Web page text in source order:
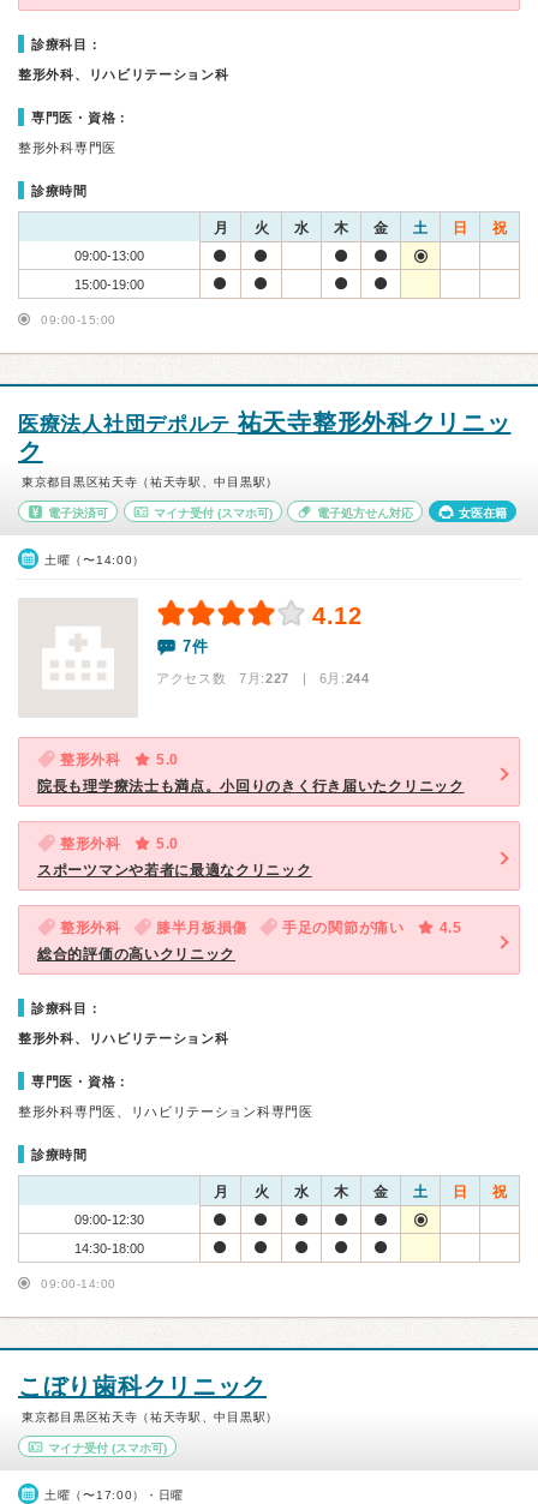
診療科目：
整形外科、リハビリテーション科
専門医・資格：
整形外科専門医
診療時間
月 火 水 木 金 土 日 祝
09:00-13:00
15:00-19:00
09:00-15:00
医療法人社団デポルテ 祐天寺整形外科クリニッ
ク
東京都目黒区祐天寺（祐天寺駅、中目黒駅）
電子決済可 マイナ受付(スマホ可) 電子処方せん対応 女医在籍
土曜（〜14:00）
4.12
7件
アクセス数 7月:227 | 6月:244
整形外科
5.0
院長も理学療法士も満点。小回りのきく行き届いたクリニック
整形外科
5.0
スポーツマンや若者に最適なクリニック
整形外科 膝半月板損傷 手足の関節が痛い
4.5
総合的評価の高いクリニック
診療科目：
整形外科、リハビリテーション科
専門医・資格：
整形外科専門医、リハビリテーション科専門医
診療時間
月 火 水 木 金 土 日 祝
09:00-12:30
14:30-18:00
09:00-14:00
こぼり歯科クリニック
東京都目黒区祐天寺（祐天寺駅、中目黒駅）
マイナ受付 (スマホ可)
土曜（〜17:00）・日曜